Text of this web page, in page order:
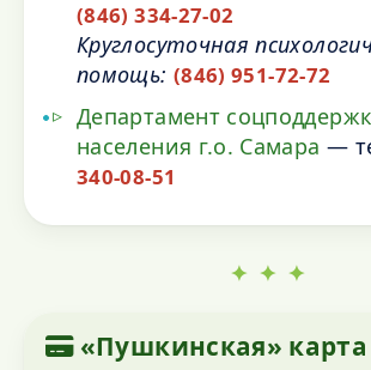
(846) 334-27-02
Круглосуточная
помощь: (846) 951-72-72
Департамент
населения г.о. Самара —
340-08-51
✦ ✦ ✦
«Пушкинская» карта